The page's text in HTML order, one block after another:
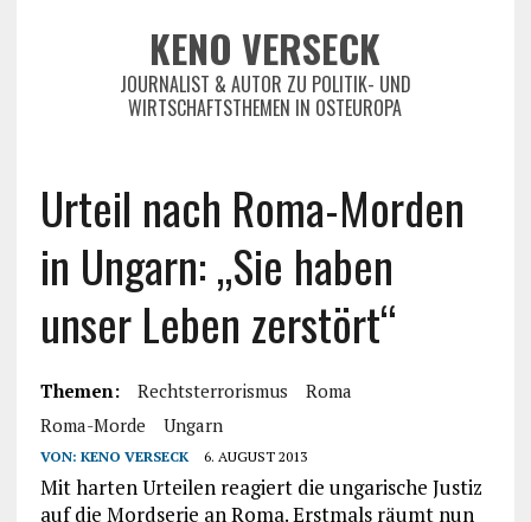
KENO VERSECK
JOURNALIST & AUTOR ZU POLITIK- UND
WIRTSCHAFTSTHEMEN IN OSTEUROPA
Urteil nach Roma-Morden
in Ungarn: „Sie haben
unser Leben zerstört“
Themen: Rechtsterrorismus
Roma
Roma-Morde
Ungarn
VON: KENO VERSECK 6. AUGUST 2013
Mit harten Urteilen reagiert die ungarische Justiz
auf die Mordserie an Roma. Erstmals räumt nun